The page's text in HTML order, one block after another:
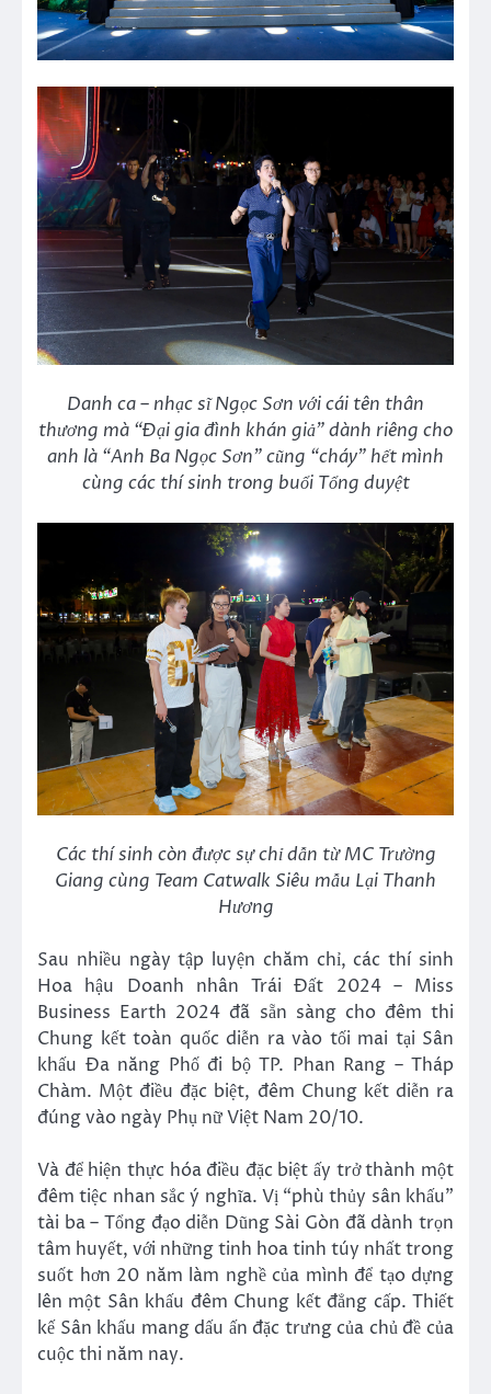
Danh ca – nhạc sĩ Ngọc Sơn với cái tên thân
thương mà “Đại gia đình khán giả” dành riêng cho
anh là “Anh Ba Ngọc Sơn” cũng “cháy” hết mình
cùng các thí sinh trong buổi Tổng duyệt
Các thí sinh còn được sự chỉ dẫn từ MC Trường
Giang cùng Team Catwalk Siêu mẫu Lại Thanh
Hương
Sau nhiều ngày tập luyện chăm chỉ, các thí sinh
Hoa hậu Doanh nhân Trái Đất 2024 – Miss
Business Earth 2024 đã sẵn sàng cho đêm thi
Chung kết toàn quốc diễn ra vào tối mai tại Sân
khấu Đa năng Phố đi bộ TP. Phan Rang – Tháp
Chàm. Một điều đặc biệt, đêm Chung kết diễn ra
đúng vào ngày Phụ nữ Việt Nam 20/10.
Và để hiện thực hóa điều đặc biệt ấy trở thành một
đêm tiệc nhan sắc ý nghĩa. Vị “phù thủy sân khấu”
tài ba – Tổng đạo diễn Dũng Sài Gòn đã dành trọn
tâm huyết, với những tinh hoa tinh túy nhất trong
suốt hơn 20 năm làm nghề của mình để tạo dựng
lên một Sân khấu đêm Chung kết đẳng cấp. Thiết
kế Sân khấu mang dấu ấn đặc trưng của chủ đề của
cuộc thi năm nay.